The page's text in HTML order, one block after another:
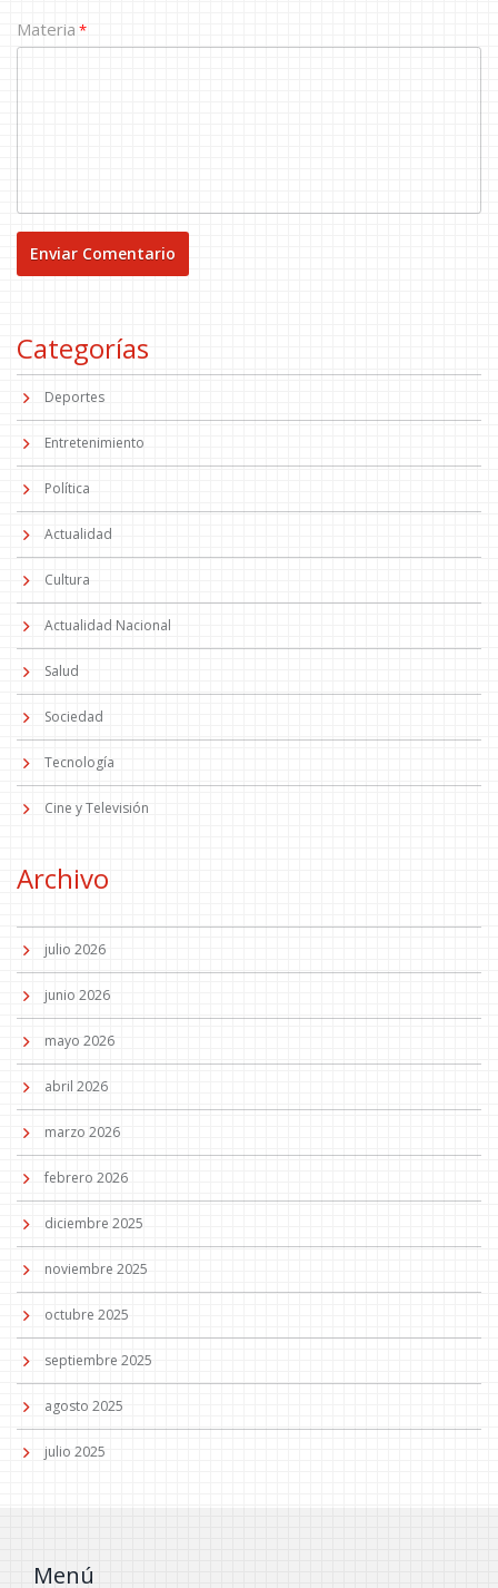
Materia *
Categorías
Deportes
Entretenimiento
Política
Actualidad
Cultura
Actualidad Nacional
Salud
Sociedad
Tecnología
Cine y Televisión
Archivo
julio 2026
junio 2026
mayo 2026
abril 2026
marzo 2026
febrero 2026
diciembre 2025
noviembre 2025
octubre 2025
septiembre 2025
agosto 2025
julio 2025
Menú